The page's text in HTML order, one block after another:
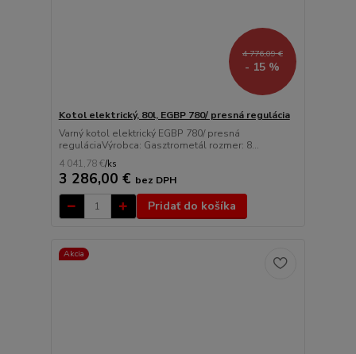
4 776,09 €
- 15 %
Kotol elektrický, 80l, EGBP 780/ presná regulácia
Varný kotol elektrický EGBP 780/ presná
reguláciaVýrobca: Gasztrometál rozmer: 8...
4 041,78 €/ks
3 286,00 € bez DPH
Pridať do košíka
Akcia